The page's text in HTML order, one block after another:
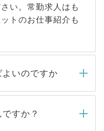
い。常勤求人はも
トのお仕事紹介も
いのですか
、弊社担当者がご
後メールもしくは
すか？